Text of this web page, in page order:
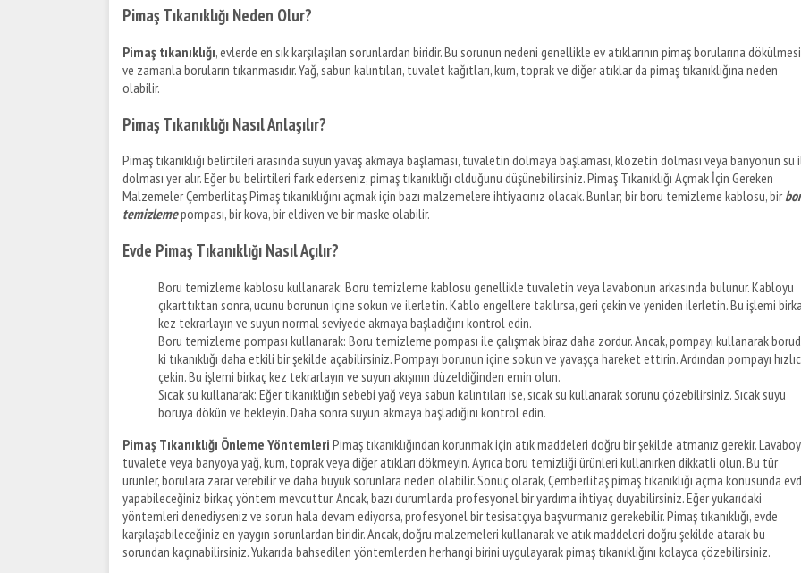
Pimaş Tıkanıklığı Neden Olur?
Pimaş tıkanıklığı, evlerde en sık karşılaşılan sorunlardan biridir. Bu sorunun nedeni genellikle ev atıklarının pimaş borularına dökülmesi
ve zamanla boruların tıkanmasıdır. Yağ, sabun kalıntıları, tuvalet kağıtları, kum, toprak ve diğer atıklar da pimaş tıkanıklığına neden
olabilir.
Pimaş Tıkanıklığı Nasıl Anlaşılır?
Pimaş tıkanıklığı belirtileri arasında suyun yavaş akmaya başlaması, tuvaletin dolmaya başlaması, klozetin dolması veya banyonun su
dolması yer alır. Eğer bu belirtileri fark ederseniz, pimaş tıkanıklığı olduğunu düşünebilirsiniz. Pimaş Tıkanıklığı Açmak İçin Gereken
Malzemeler Çemberlitaş Pimaş tıkanıklığını açmak için bazı malzemelere ihtiyacınız olacak. Bunlar; bir boru temizleme kablosu, bir
temizlemepompası, bir kova, bir eldiven ve bir maske olabilir.
Evde Pimaş Tıkanıklığı Nasıl Açılır?
Boru temizleme kablosu kullanarak: Boru temizleme kablosu genellikle tuvaletin veya lavabonun arkasında bulunur. Kabloyu
çıkarttıktan sonra, ucunu borunun içine sokun ve ilerletin. Kablo engellere takılırsa, geri çekin ve yeniden ilerletin. Bu işlemi
kez tekrarlayın ve suyun normal seviyede akmaya başladığını kontrol edin.
Boru temizleme pompası kullanarak: Boru temizleme pompası ile çalışmak biraz daha zordur. Ancak, pompayı kullanarak
ki tıkanıklığı daha etkili bir şekilde açabilirsiniz. Pompayı borunun içine sokun ve yavaşça hareket ettirin. Ardından pompayı
çekin. Bu işlemi birkaç kez tekrarlayın ve suyun akışının düzeldiğinden emin olun.
Sıcak su kullanarak: Eğer tıkanıklığın sebebi yağ veya sabun kalıntıları ise, sıcak su kullanarak sorunu çözebilirsiniz. Sıcak suyu
boruya dökün ve bekleyin. Daha sonra suyun akmaya başladığını kontrol edin.
Pimaş Tıkanıklığı Önleme Yöntemleri Pimaş tıkanıklığından korunmak için atık maddeleri doğru bir şekilde atmanız gerekir.
tuvalete veya banyoya yağ, kum, toprak veya diğer atıkları dökmeyin. Ayrıca boru temizliği ürünleri kullanırken dikkatli olun. Bu tür
ürünler, borulara zarar verebilir ve daha büyük sorunlara neden olabilir. Sonuç olarak, Çemberlitaş pimaş tıkanıklığı açma konusunda
yapabileceğiniz birkaç yöntem mevcuttur. Ancak, bazı durumlarda profesyonel bir yardıma ihtiyaç duyabilirsiniz. Eğer yukarıdaki
yöntemleri denediyseniz ve sorun hala devam ediyorsa, profesyonel bir tesisatçıya başvurmanız gerekebilir. Pimaş tıkanıklığı, evde
karşılaşabileceğiniz en yaygın sorunlardan biridir. Ancak, doğru malzemeleri kullanarak ve atık maddeleri doğru şekilde atarak bu
sorundan kaçınabilirsiniz. Yukarıda bahsedilen yöntemlerden herhangi birini uygulayarak pimaş tıkanıklığını kolayca çözebilirsiniz.